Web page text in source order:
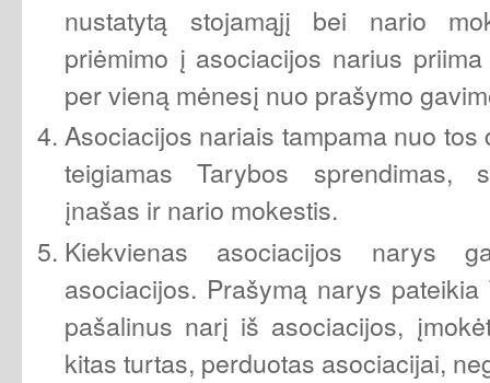
nustatytą stojamąjį bei nario
priėmimo į asociacijos narius
per vieną mėnesį nuo prašymo
Asociacijos nariais tampama nuo
teigiamas Tarybos sprendimas,
įnašas ir nario mokestis.
Kiekvienas asociacijos narys
asociacijos. Prašymą narys
pašalinus narį iš asociacijos,
kitas turtas, perduotas asociacijai,